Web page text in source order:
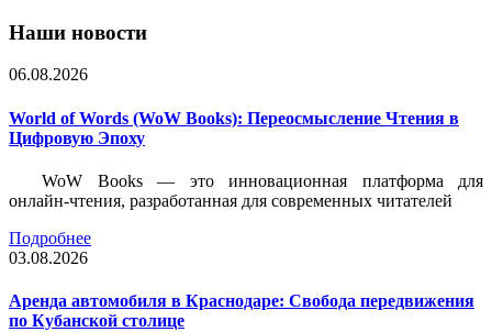
Наши новости
06.08.2026
World of Words (WoW Books): Переосмысление Чтения в
Цифровую Эпоху
WoW Books — это инновационная платформа для
онлайн-чтения, разработанная для современных читателей
Подробнее
03.08.2026
Аренда автомобиля в Краснодаре: Свобода передвижения
по Кубанской столице